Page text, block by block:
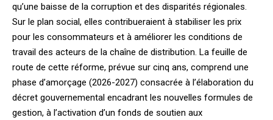
qu’une baisse de la corruption et des disparités régionales.
Sur le plan social, elles contribueraient à stabiliser les prix
pour les consommateurs et à améliorer les conditions de
travail des acteurs de la chaîne de distribution. La feuille de
route de cette réforme, prévue sur cinq ans, comprend une
phase d’amorçage (2026-2027) consacrée à l’élaboration du
décret gouvernemental encadrant les nouvelles formules de
gestion, à l’activation d’un fonds de soutien aux